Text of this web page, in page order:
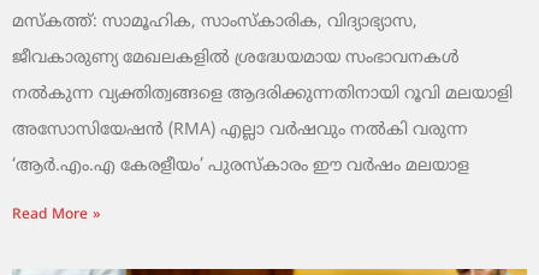
മസ്കത്ത്: സാമൂഹിക, സാംസ്‌കാരിക, വിദ്യാഭ്യാസ,
ജീവകാരുണ്യ മേഖലകളിൽ ശ്രദ്ധേയമായ സംഭാവനകൾ
നൽകുന്ന വ്യക്തിത്വങ്ങളെ ആദരിക്കുന്നതിനായി റൂവി മലയാളി
അസോസിയേഷൻ (RMA) എല്ലാ വർഷവും നൽകി വരുന്ന
‘ആർ.എം.എ കേരളീയം’ പുരസ്‌കാരം ഈ വർഷം മലയാള
Read More »